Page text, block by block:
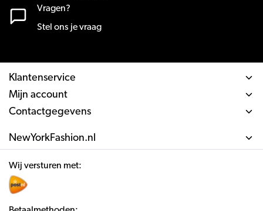
Vragen?
Stel ons je vraag
Klantenservice
Mijn account
Contactgegevens
NewYorkFashion.nl
Wij versturen met: